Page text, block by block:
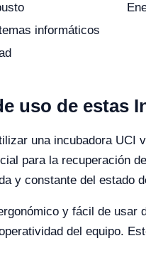
informáticos
uso de estas
una incubadora UCI
para la recuperación
y constante del estado
y fácil de usar
del equipo.